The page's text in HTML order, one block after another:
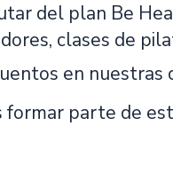
del plan Be
clases de
en nuestras
formar parte de